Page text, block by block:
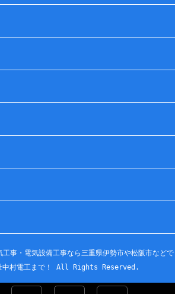
・電気設備工事なら三重県伊勢市や松阪市などで
中村電工まで！ All Rights Reserved.